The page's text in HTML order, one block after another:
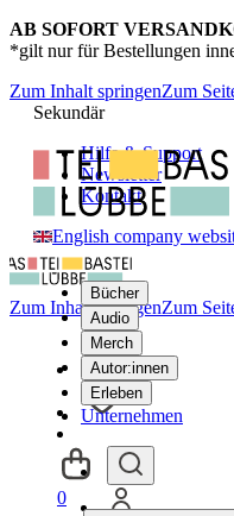
AB SOFORT
*gilt nur für Bestellungen
Zum Inhalt springenZum
Sekundär
Hilfe & Support
Newsletter
Kontakt
English company
Bücher
Audio
Merch
Autor:innen
Erleben
Unternehmen
Zum Inhalt springenZum
0